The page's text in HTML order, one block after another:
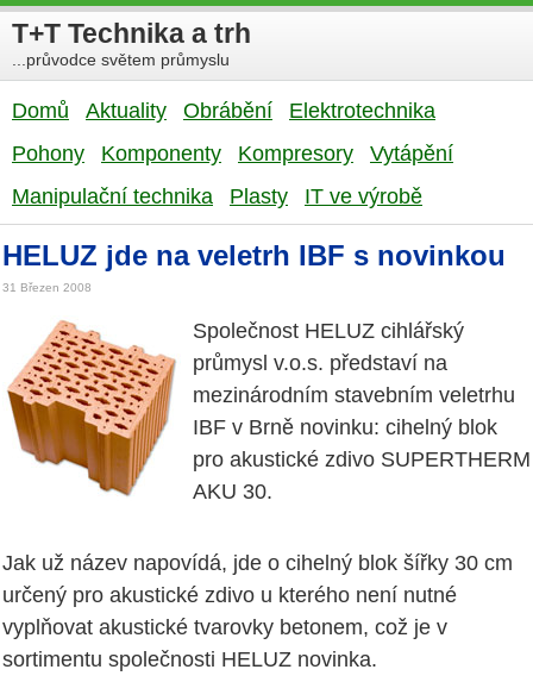
T+T Technika a trh
...průvodce světem průmyslu
Domů Aktuality Obrábění
Elektrotechnika
Pohony
Komponenty Kompresory
Vytápění
Manipulační technika
Plasty IT ve výrobě
HELUZ jde na veletrh IBF s novinkou
31 Březen 2008
Společnost HELUZ cihlářský
průmysl v.o.s. představí na
mezinárodním stavebním veletrhu
IBF v Brně novinku: cihelný blok
pro akustické zdivo SUPERTHERM
AKU 30.
Jak už název napovídá, jde o cihelný blok šířky 30 cm
určený pro akustické zdivo u kterého není nutné
vyplňovat akustické tvarovky betonem, což je v
sortimentu společnosti HELUZ novinka.